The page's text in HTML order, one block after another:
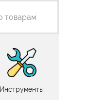
Инструменты